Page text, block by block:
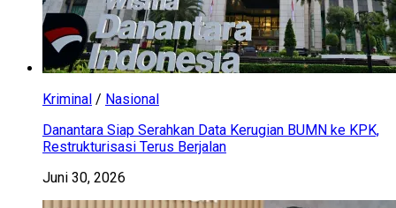
Kriminal / Nasional
Danantara Siap Serahkan Data Kerugian BUMN ke KPK,
Restrukturisasi Terus Berjalan
Juni 30, 2026